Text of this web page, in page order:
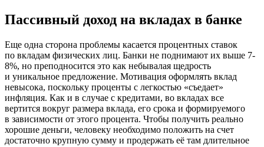
Пассивный доход на вкладах в банке
Еще одна сторона проблемы касается процентных ставок
по вкладам физических лиц. Банки не поднимают их выше 7-
8%, но преподносится это как небывалая щедрость
и уникальное предложение. Мотивация оформлять вклад
невысока, поскольку проценты с легкостью «съедает»
инфляция. Как и в случае с кредитами, во вкладах все
вертится вокруг размера вклада, его срока и формируемого
в зависимости от этого процента. Чтобы получить реально
хорошие деньги, человеку необходимо положить на счет
достаточно крупную сумму и продержать её там длительное